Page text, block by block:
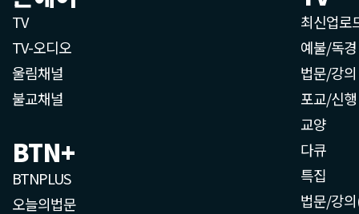
TV
TV-오디오
울림채널
불교채널
BTN+
BTNPLUS
오늘의법문
최신업로
예불/독경
법문/강의
포교/신행
교양
다큐
특집
법문/강